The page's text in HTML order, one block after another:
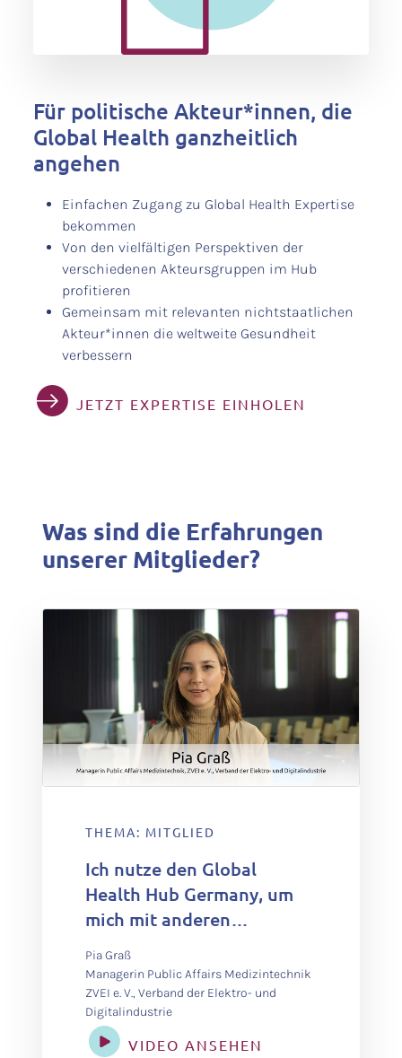
Für politische Akteur*innen, die
Global Health ganzheitlich
angehen
Einfachen Zugang zu Global Health Expertise
bekommen
Von den vielfältigen Perspektiven der
verschiedenen Akteursgruppen im Hub
profitieren
Gemeinsam mit relevanten nichtstaatlichen
Akteur*innen die weltweite Gesundheit
verbessern
JETZT EXPERTISE EINHOLEN
Was sind die Erfahrungen
unserer Mitglieder?
THEMA: MITGLIED
Ich nutze den Global
Health Hub Germany, um
mich mit anderen
Akteursgruppen
auszutauschen, über den
Tellerrand
hinauszuschauen und die
Diskussion zu fördern.
Pia Graß
Managerin Public Affairs Medizintechnik
ZVEI e. V., Verband der Elektro- und
Digitalindustrie
VIDEO ANSEHEN